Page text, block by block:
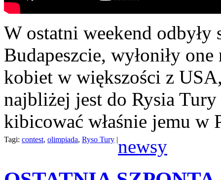
W ostatni weekend
Budapeszcie, wyłoniły
kobiet w większości z
najbliżej jest do Rysia
kibicować właśnie jemu w
Tagi: contest, olimpiada, Ryso Tury |newsy